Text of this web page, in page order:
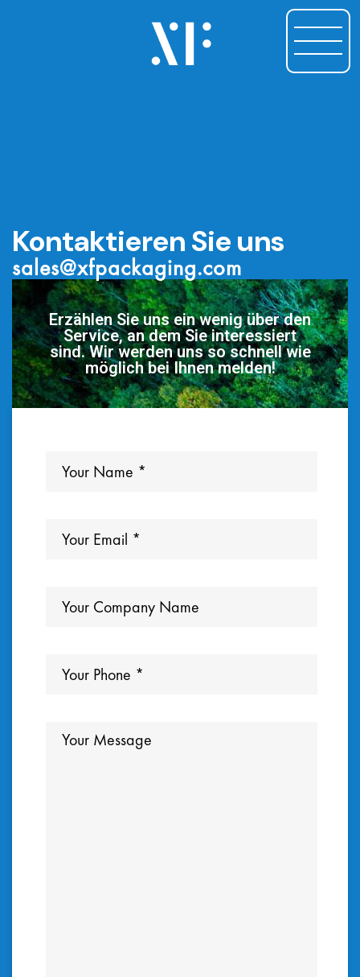
Kontaktieren Sie uns
sales@xfpackaging.com
Erzählen Sie uns ein wenig über den
Service, an dem Sie interessiert
sind. Wir werden uns so schnell wie
möglich bei Ihnen melden!